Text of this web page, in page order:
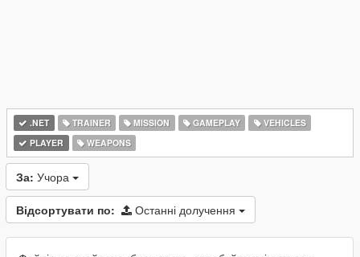
.NET TRAINER MISSION GAMEPLAY
VEHICLES
PLAYER
WEAPONS
За: Учора
Відсортувати по: Останні долучення